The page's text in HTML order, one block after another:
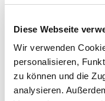
Diese Webseite
Wir verwenden
personalisieren,
zu können und die
analysieren.
OG -
Esbacher Straße
96450 Coburg-